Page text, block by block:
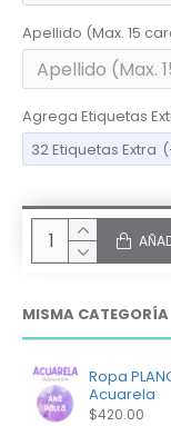
Apellido (Max. 15
Agrega Etiquetas
32 Etiquetas Extra
MISMA CATEGORÍA
Ropa
Acuarela
$420.00